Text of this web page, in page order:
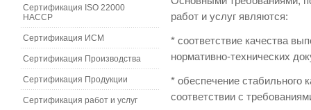
работ и услуг являются:
* соответствие качества
нормативно-технических
* обеспечение стабильного
соответствии с
Сертификация ISO 22000
HACCP
Сертификация ИСМ
Сертификация Производства
Сертификация Продукции
Сертификация работ и услуг